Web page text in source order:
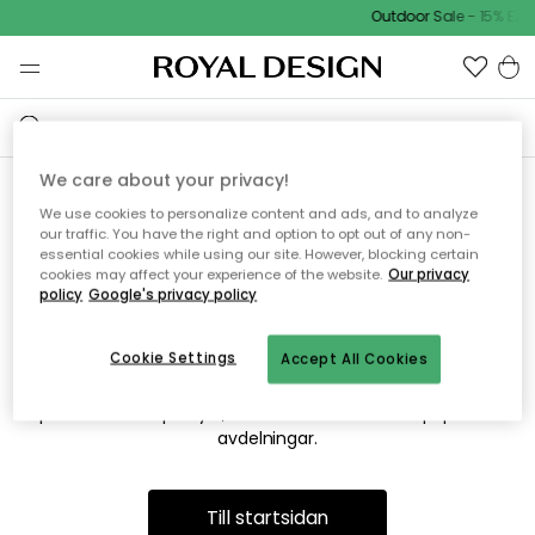
Outdoor Sale - 15%
Vi hittar tyvärr inte sidan du
söker
Detta kan bero på att sidan inte längre finns eller att den har
flyttats. Vi ber om ursäkt för besväret. I menyn ovan kan du
prova att söka på nytt, eller besöka en av våra populära
avdelningar.
Till startsidan
We care about your privacy!
We use cookies to personalize content and ads, and to analyze
our traffic. You have the right and option to opt out of any non-
essential cookies while using our site. However, blocking certain
cookies may affect your experience of the website. Our privacy
policy Google's privacy policy
Accept All Cookies
Cookie Settings